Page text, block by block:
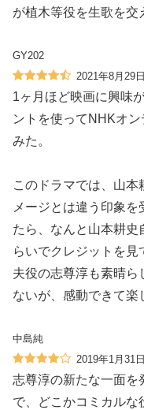
が植木等役を生歌を交
GY202
2021年8月29日
1ヶ月ほど映画に興味
ントを使ってNHKオ
みた。
このドラマでは、山本
メージとは違う印象
たら、なんと山本耕史
らいでクレジットを
夫役の志尊淳も素晴ら
ないが、感動できて楽
中島純
2019年1月31日
志尊淳の新たな一面を
で、どこかコミカルな